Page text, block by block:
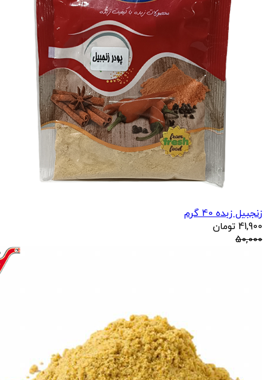
زنجبیل زبده 40 گرم
41,900 تومان
50,000